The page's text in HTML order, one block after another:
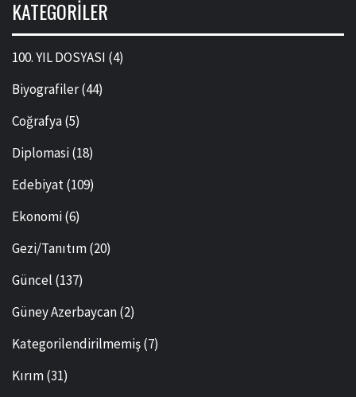
KATEGORILER
100. YIL DOSYASI (4)
Biyografiler(44)
Coğrafya(5)
Diplomasi(18)
Edebiyat(109)
Ekonomi(6)
Gezi/Tanıtım(20)
Güncel (137)
Güney Azerbaycan(2)
Kategorilendirilmemiş(7)
Kırım(31)